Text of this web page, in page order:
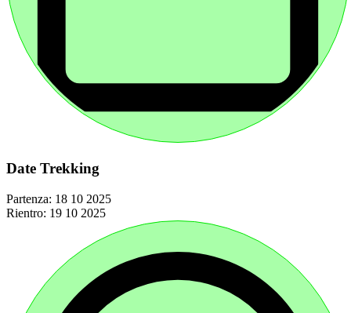
Date Trekking
Partenza: 18 10 2025
Rientro: 19 10 2025